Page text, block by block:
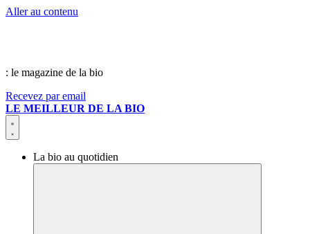
Aller au contenu
: le magazine de la bio
Recevez par email
LE MEILLEUR DE LA BIO
La bio au quotidien